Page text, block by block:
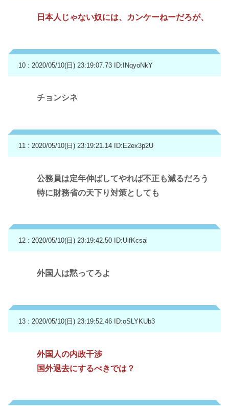
日本人じゃない奴には、カンケーねーだろが、
10 : 2020/05/10(日) 23:19:07.73 ID:INqyoNkY
チョンシネ
11 : 2020/05/10(日) 23:19:21.14 ID:E2ex3p2U
公務員は定年伸ばしてやれば不正も減るだろう
特に財務省の天下り対策としても
12 : 2020/05/10(日) 23:19:42.50 ID:UifKcsai
外国人は黙ってろよ
13 : 2020/05/10(日) 23:19:52.46 ID:oSLYKUb3
外国人の内政干渉
国外退去にするべきでは？